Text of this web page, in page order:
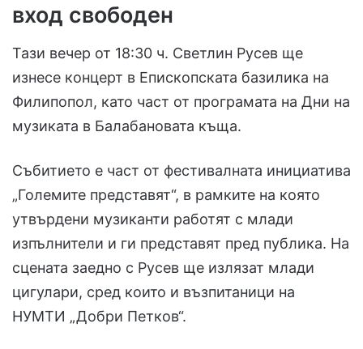
вход свободен
Тази вечер от 18:30 ч. Светлин Русев ще
изнесе концерт в Епископската базилика на
Филипопол, като част от програмата на Дни на
музиката в Балабановата къща.
Събитието е част от фестивалната инициатива
„Големите представят“, в рамките на която
утвърдени музиканти работят с млади
изпълнители и ги представят пред публика. На
сцената заедно с Русев ще излязат млади
цигулари, сред които и възпитаници на
НУМТИ „Добри Петков“.